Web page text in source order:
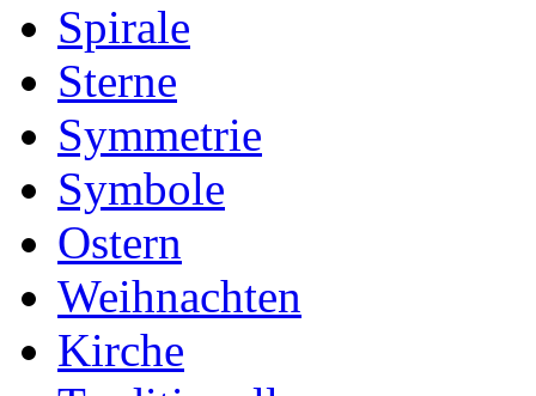
Spirale
Sterne
Symmetrie
Symbole
Ostern
Weihnachten
Kirche